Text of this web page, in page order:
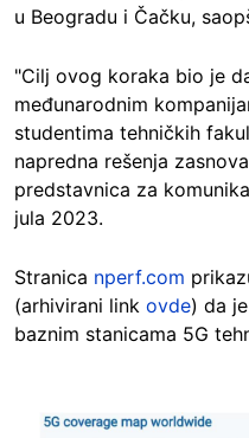
u Beogradu i Čačku,
"Cilj ovog koraka bio je
međunarodnim
studentima tehničkih
napredna rešenja
predstavnica za
jula 2023.
Stranica nperf.com
(arhivirani link ovde) da
baznim stanicama 5G
Image